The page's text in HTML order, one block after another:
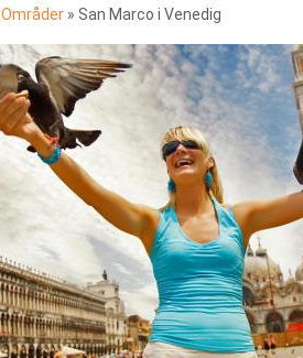
Områder » San Marco i Venedig